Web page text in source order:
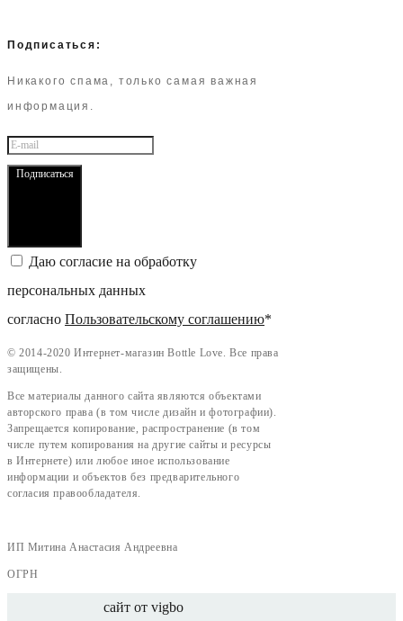
Подписаться:
Никакого спама, только самая важная
информация.
Подписаться
Даю согласие на обработку
персональных данных
согласно Пользовательскому соглашению*
©2014-2020 Интернет-магазин Bottle Love. Все права
защищены.
Все материалы данного сайта являются объектами
авторского права (в том числе дизайн и фотографии).
Запрещается копирование, распространение (в том
числе путем копирования на другие сайты и ресурсы
в Интернете) или любое иное использование
информации и объектов без предварительного
согласия правообладателя.
ИП Митина Анастасия Андреевна
ОГРН
сайт от vigbo